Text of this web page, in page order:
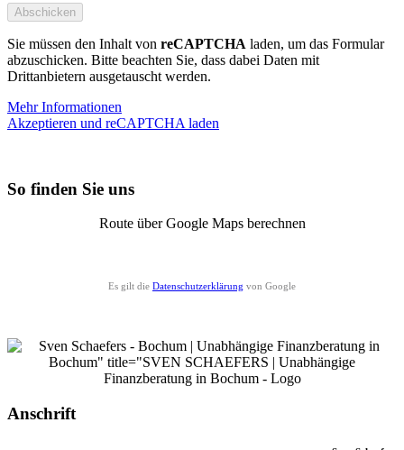
Sie müssen den Inhalt von reCAPTCHA laden, um das Formular
abzuschicken. Bitte beachten Sie, dass dabei Daten mit
Drittanbietern ausgetauscht werden.
Mehr Informationen
Akzeptieren und reCAPTCHA laden
So finden Sie uns
Route über Google Maps berechnen
Es gilt die Datenschutzerklärung von Google
Anschrift